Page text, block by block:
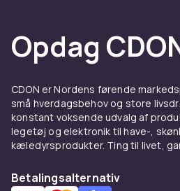
Varenr.
ac73a5da-8d5c-5bf0-adc6-
Opdag
CDON er Nordens førende
små hverdagsbehov og store
konstant voksende udvalg af
legetøj og elektronik til have-,
kæledyrsprodukter. Ting til livet,
Betalingsalternativ